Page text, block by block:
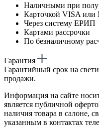
Наличными при
Карточкой VISA или
Через систему ЕРИП
Картами рассрочки
По безналичному
Гарантия
Гарантийный срок на
продажи.
Информация на сайте
является публичной
наличия товара в салоне,
указанным в контактах